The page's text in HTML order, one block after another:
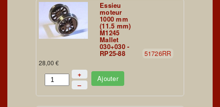
Essieu
moteur
1000 mm
(11.5 mm)
M1245
Mallet
030+030 -
RP25-88 51726RR
28,00 €
+
–
Ajouter